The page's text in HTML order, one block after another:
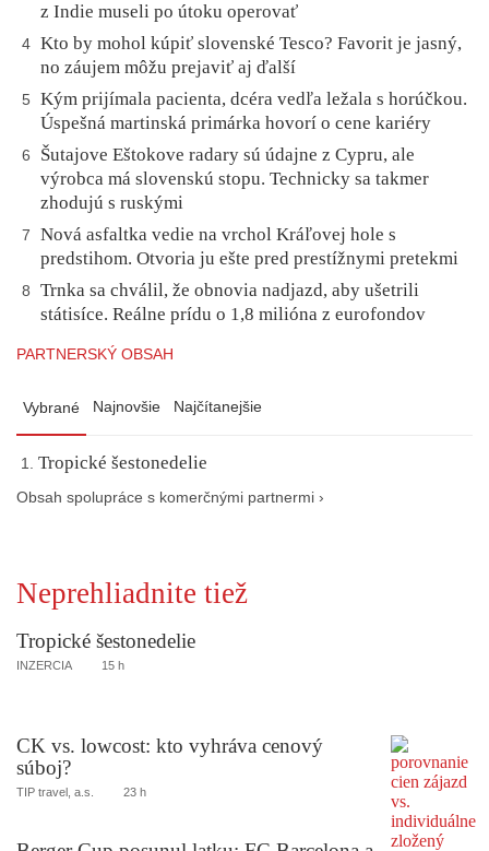
z Indie museli po útoku operovať
4 Kto by mohol kúpiť slovenské Tesco? Favorit je jasný,
no záujem môžu prejaviť aj ďalší
5
Kým prijímala pacienta, dcéra vedľa ležala s horúčkou.
Úspešná martinská primárka hovorí o cene kariéry
6
Šutajove Eštokove radary sú údajne z Cypru, ale
výrobca má slovenskú stopu. Technicky sa takmer
zhodujú s ruskými
7
Nová asfaltka vedie na vrchol Kráľovej hole s
predstihom. Otvoria ju ešte pred prestížnymi pretekmi
8
Trnka sa chválil, že obnovia nadjazd, aby ušetrili
státisíce. Reálne prídu o 1,8 milióna z eurofondov
PARTNERSKÝ OBSAH
Vybrané Najnovšie Najčítanejšie
Tropické šestonedelie
Obsah spolupráce s komerčnými partnermi ›
Neprehliadnite tiež
Tropické šestonedelie
INZERCIA 15 h
CK vs. lowcost: kto vyhráva cenový
súboj?
TIP travel, a.s. 23 h